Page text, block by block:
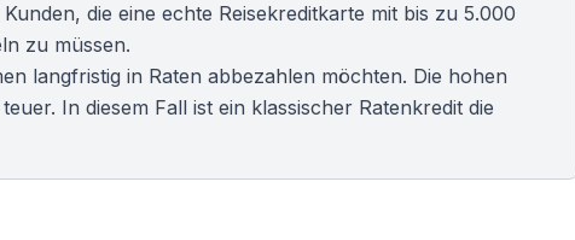
die eine echte Reisekreditkarte mit bis zu 5.000
zu müssen.
langfristig in Raten abbezahlen möchten. Die hohen
In diesem Fall ist ein klassischer Ratenkredit die